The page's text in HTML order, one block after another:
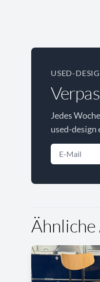
USED-
Jedes
used-